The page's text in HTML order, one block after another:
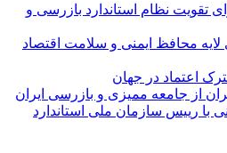
تقویت نظام استاندارد بازرسی و
محافظ ایمنی و سلامت اقتصاد
اعتماد در جهان
از جامعه ممیزی و بازرسی ایران
با رییس سازمان ملی استاندارد